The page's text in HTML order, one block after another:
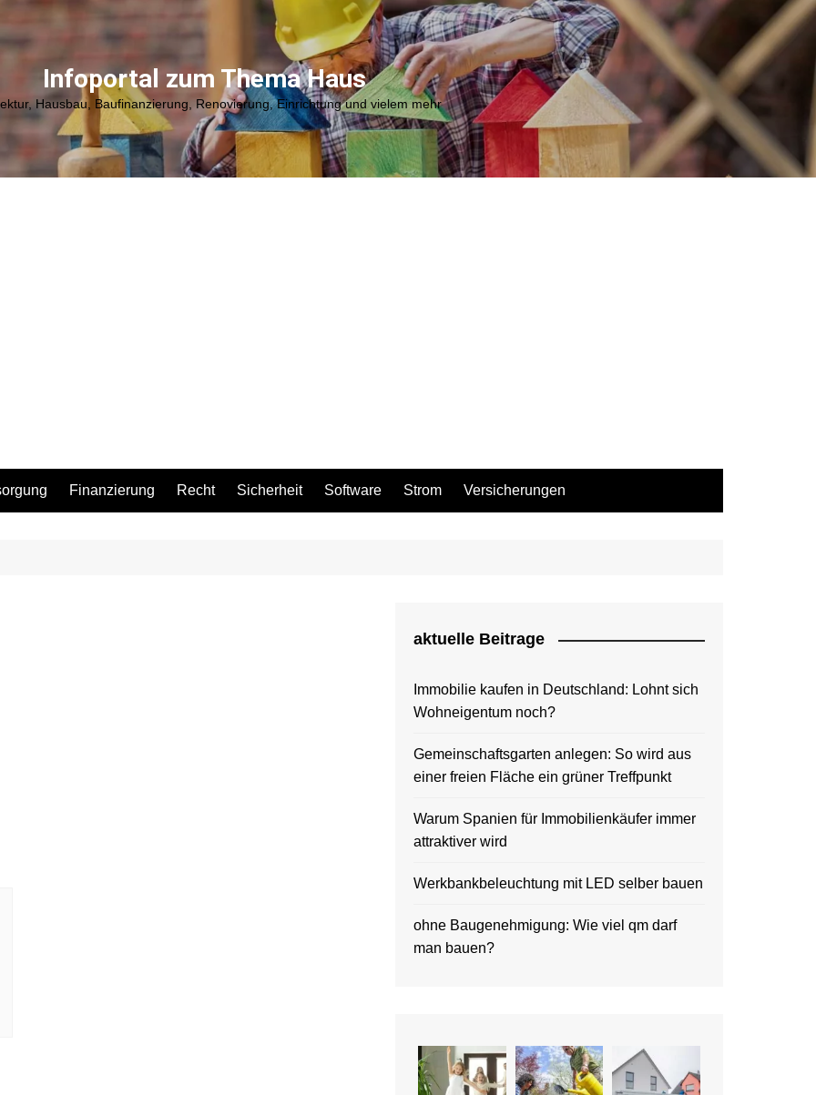
Infoportal zum Thema Haus
Hausbau, Baufinanzierung, Renovierung, Einrichtung und vielem mehr
Finanzierung Recht Sicherheit Software Strom Versicherungen
aktuelle Beitrage
Immobilie kaufen in Deutschland: Lohnt sich
Wohneigentum noch?
Gemeinschaftsgarten anlegen: So wird aus
einer freien Fläche ein grüner Treffpunkt
Warum Spanien für Immobilienkäufer immer
attraktiver wird
Werkbankbeleuchtung mit LED selber bauen
ohne Baugenehmigung: Wie viel qm darf
man bauen?